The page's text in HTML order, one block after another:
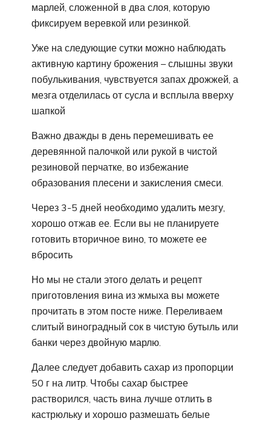
марлей, сложенной в два слоя, которую
фиксируем веревкой или резинкой.
Уже на следующие сутки можно наблюдать
активную картину брожения – слышны звуки
побулькивания, чувствуется запах дрожжей, а
мезга отделилась от сусла и всплыла вверху
шапкой
Важно дважды в день перемешивать ее
деревянной палочкой или рукой в чистой
резиновой перчатке, во избежание
образования плесени и закисления смеси.
Через 3-5 дней необходимо удалить мезгу,
хорошо отжав ее. Если вы не планируете
готовить вторичное вино, то можете ее
вбросить
Но мы не стали этого делать и рецепт
приготовления вина из жмыха вы можете
прочитать в этом посте ниже. Переливаем
слитый виноградный сок в чистую бутыль или
банки через двойную марлю.
Далее следует добавить сахар из пропорции
50 г на литр. Чтобы сахар быстрее
растворился, часть вина лучше отлить в
кастрюльку и хорошо размешать белые